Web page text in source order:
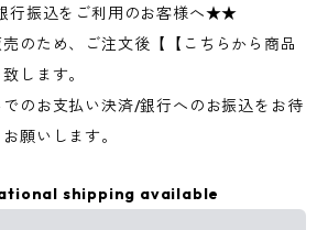
振込をご利用のお客様へ★★
のため、ご注文後【【こちらから商品
します。
のお支払い決済/銀行へのお振込をお待
願いします。
shipping available